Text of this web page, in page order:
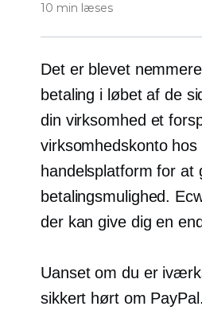
10 min læses
Det er blevet
betaling i løbet af de
din virksomhed et
virksomhedskonto
handelsplatform for at
betalingsmulighed.
der kan give dig en
Uanset om du er
sikkert hørt om